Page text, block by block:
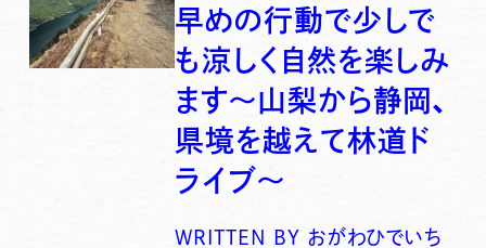
早めの行動で少しで
も涼しく自然を楽しみ
ます〜山梨から静岡、
県境を越えて林道ド
ライブ〜
WRITTEN BY おがわひでいち